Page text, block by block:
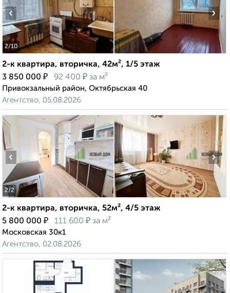
2/10
‹ ›
2-к квартира, вторичка, 42м², 1/5 этаж
3 850 000 ₽ 92 400 ₽ за м²
Привокзальный район, Октябрьская 40
Агентство, 05.08.2026
2/2
‹ ›
2-к квартира, вторичка, 52м², 4/5 этаж
5 800 000 ₽ 111 600 ₽ за м²
Московская 30к1
Агентство, 02.08.2026